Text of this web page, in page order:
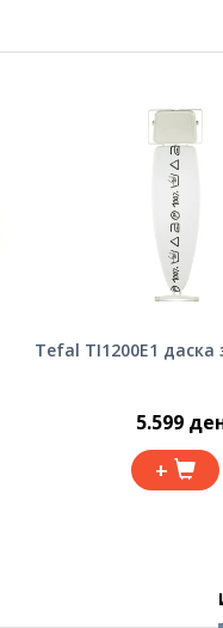
Tefal TI1200E1 даска
5.599
+